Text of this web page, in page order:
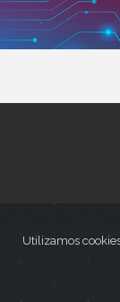
Utilizamos